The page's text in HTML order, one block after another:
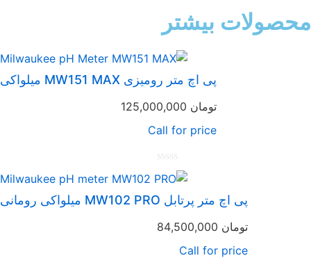
بیشتر
پی اچ متر رومیزی MW151 MAX میلواکی
تومان125,000,000
Call for price
امتیاز
0
از
5
پی اچ متر پرتابل MW102 PRO میلواکی رومانی
تومان84,500,000
Call for price